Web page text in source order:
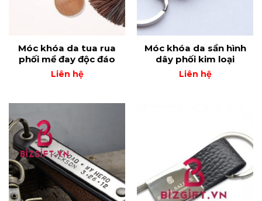
Móc khóa da tua rua
phối mề đay độc đáo
Liên hệ
Móc khóa da sần hình
dây phối kim loại
Liên hệ